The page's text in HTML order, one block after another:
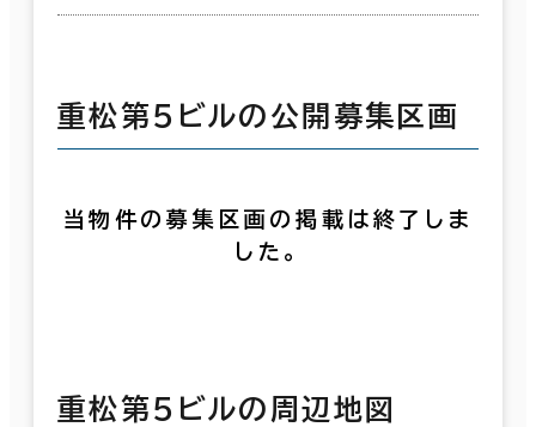
重松第５ビルの公開募集区画
当物件の募集区画の掲載は終了しま
した。
重松第５ビルの周辺地図